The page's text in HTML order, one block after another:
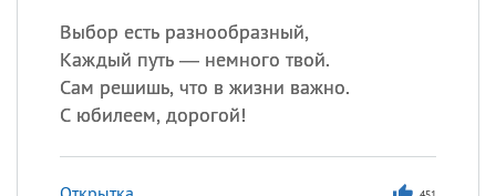
Выбор есть разнообразный,
Каждый путь — немного твой.
Сам решишь, что в жизни важно.
С юбилеем, дорогой!